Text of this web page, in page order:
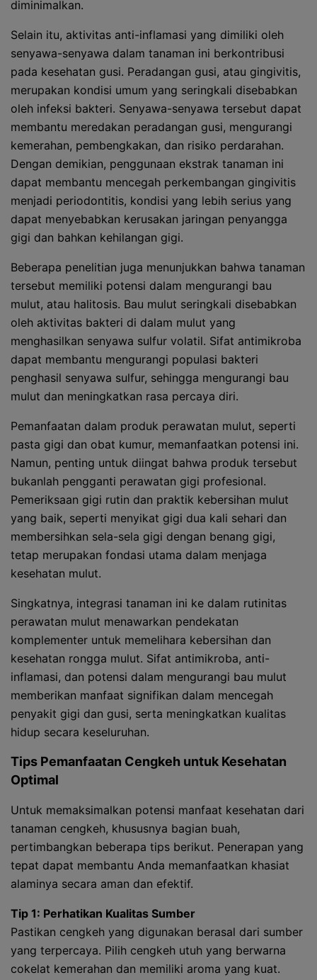
diminimalkan.
Selain itu, aktivitas anti-inflamasi yang dimiliki oleh
senyawa-senyawa dalam tanaman ini berkontribusi
pada kesehatan gusi. Peradangan gusi, atau gingivitis,
merupakan kondisi umum yang seringkali disebabkan
oleh infeksi bakteri. Senyawa-senyawa tersebut dapat
membantu meredakan peradangan gusi, mengurangi
kemerahan, pembengkakan, dan risiko perdarahan.
Dengan demikian, penggunaan ekstrak tanaman ini
dapat membantu mencegah perkembangan gingivitis
menjadi periodontitis, kondisi yang lebih serius yang
dapat menyebabkan kerusakan jaringan penyangga
gigi dan bahkan kehilangan gigi.
Beberapa penelitian juga menunjukkan bahwa tanaman
tersebut memiliki potensi dalam mengurangi bau
mulut, atau halitosis. Bau mulut seringkali disebabkan
oleh aktivitas bakteri di dalam mulut yang
menghasilkan senyawa sulfur volatil. Sifat antimikroba
dapat membantu mengurangi populasi bakteri
penghasil senyawa sulfur, sehingga mengurangi bau
mulut dan meningkatkan rasa percaya diri.
Pemanfaatan dalam produk perawatan mulut, seperti
pasta gigi dan obat kumur, memanfaatkan potensi ini.
Namun, penting untuk diingat bahwa produk tersebut
bukanlah pengganti perawatan gigi profesional.
Pemeriksaan gigi rutin dan praktik kebersihan mulut
yang baik, seperti menyikat gigi dua kali sehari dan
membersihkan sela-sela gigi dengan benang gigi,
tetap merupakan fondasi utama dalam menjaga
kesehatan mulut.
Singkatnya, integrasi tanaman ini ke dalam rutinitas
perawatan mulut menawarkan pendekatan
komplementer untuk memelihara kebersihan dan
kesehatan rongga mulut. Sifat antimikroba, anti-
inflamasi, dan potensi dalam mengurangi bau mulut
memberikan manfaat signifikan dalam mencegah
penyakit gigi dan gusi, serta meningkatkan kualitas
hidup secara keseluruhan.
Tips Pemanfaatan Cengkeh untuk Kesehatan
Optimal
Untuk memaksimalkan potensi manfaat kesehatan dari
tanaman cengkeh, khususnya bagian buah,
pertimbangkan beberapa tips berikut. Penerapan yang
tepat dapat membantu Anda memanfaatkan khasiat
alaminya secara aman dan efektif.
Tip 1: Perhatikan Kualitas Sumber
Pastikan cengkeh yang digunakan berasal dari sumber
yang terpercaya. Pilih cengkeh utuh yang berwarna
cokelat kemerahan dan memiliki aroma yang kuat.